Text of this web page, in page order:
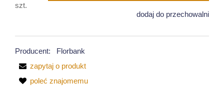
szt.
dodaj do przechowalni
Producent:
Florbank
zapytaj o produkt
poleć znajomemu